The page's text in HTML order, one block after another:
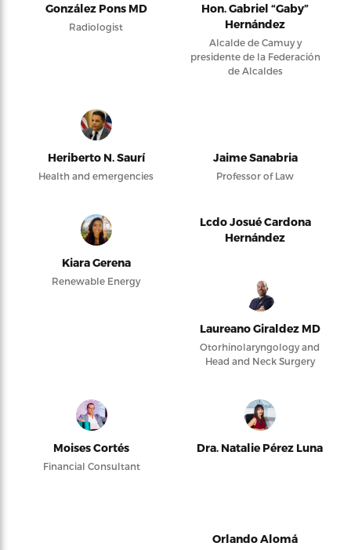
González Pons MD
Radiologist
Hon. Gabriel “Gaby”
Hernández
Alcalde de Camuy y
presidente de la Federación
de Alcaldes
Heriberto N. Saurí
Health and emergencies
Jaime Sanabria
Professor of Law
Kiara Gerena
Renewable Energy
Lcdo Josué Cardona
Hernández
Laureano Giraldez MD
Otorhinolaryngology and
Head and Neck Surgery
Moises Cortés
Financial Consultant
Dra. Natalie Pérez Luna
Orlando Alomá